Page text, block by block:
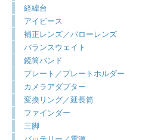
経緯台
アイピース
補正レンズ／バローレンズ
バランスウェイト
鏡筒バンド
プレート／プレートホルダー
カメラアダプター
変換リング／延長筒
ファインダー
三脚